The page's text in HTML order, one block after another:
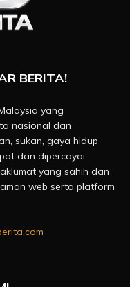
BERITA!
yang
nasional dan
sukan, gaya hidup
dan dipercayai.
yang sahih dan
web serta platform